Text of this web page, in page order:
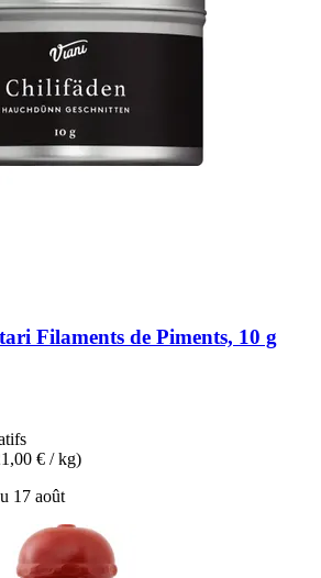
Filaments de Piments, 10 g
€ / kg)
17 août